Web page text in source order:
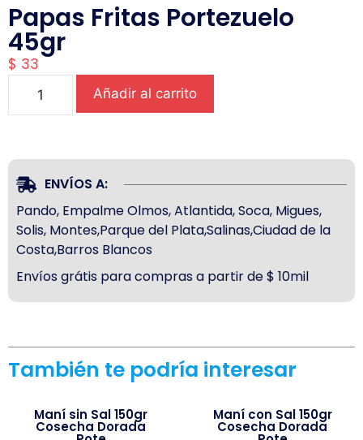
Papas Fritas Portezuelo
45gr
$ 33
Añadir al carrito
ENVÍOS A:
Pando, Empalme Olmos, Atlantida, Soca, Migues,
Solis, Montes,Parque del Plata,Salinas,Ciudad de la
Costa,Barros Blancos
Envíos grátis para compras a partir de $ 10mil
También te podría interesar
Maní sin Sal 150gr
Cosecha Dorada
Maní con Sal 150gr
Cosecha Dorada